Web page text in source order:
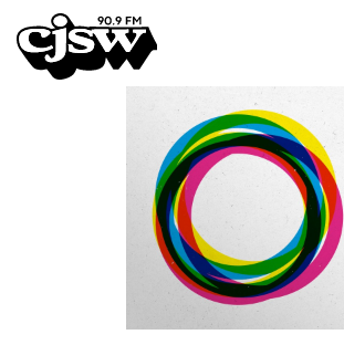
CJSW
FILTER BY:
PROGRAMS
EPISODES
NEWS